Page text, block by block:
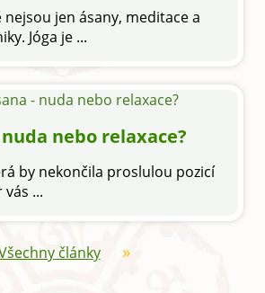
nejsou jen ásany, meditace a
Jóga je ...
nuda nebo relaxace?
by nekončila proslulou pozicí
...
články